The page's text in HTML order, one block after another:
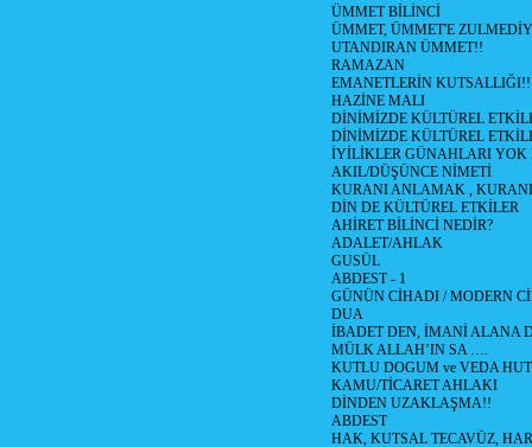
ÜMMET BİLİNCİ
ÜMMET, ÜMMET'E
UTANDIRAN ÜMMET!!
RAMAZAN
EMANETLERİN KUTSALLIĞI!!
HAZİNE MALI
DİNİMİZDE KÜLTÜREL
DİNİMİZDE KÜLTÜREL
İYİLİKLER GÜNAHLARI YOK
AKIL/DÜŞÜNCE NİMETİ
KURANI ANLAMAK ,
DİN DE KÜLTÜREL ETKİLER
AHİRET BİLİNCİ NEDİR?
ADALET/AHLAK
GUSÜL
ABDEST - 1
GÜNÜN CİHADI / MODERN
DUA
İBADET DEN, İMANİ ALANA
MÜLK ALLAH’IN SA ….
KUTLU DOGUM ve VEDA
KAMU/TİCARET AHLAKI
DİNDEN UZAKLAŞMA!!
ABDEST
HAK, KUTSAL TECAVÜZ,